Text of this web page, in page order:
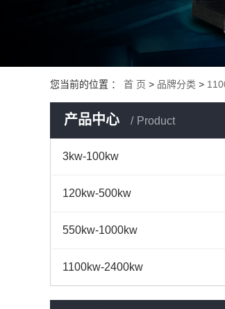
上海
济
通柴
珀
您当前的位置 ： 首 页 > 品牌分类 >
产品中心 Product
3kw-100kw
120kw-500kw
550kw-1000kw
1100kw-2400kw